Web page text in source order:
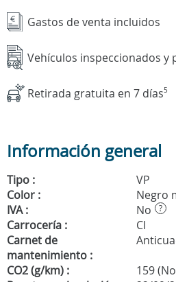
Gastos de venta incluidos
Vehículos inspeccionados
Retirada gratuita en 7 días5
Información general
Tipo :
VP
Color :
Negro
IVA :
No ?
Carrocería :
CI
Carnet de
mantenimiento :
CO2 (g/km) :
159